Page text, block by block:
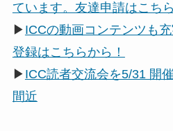
ています。友達申請はこち
▶ ICCの動画コンテンツも
登録はこちらから！
▶ ICC読者交流会を5/31 開
間近